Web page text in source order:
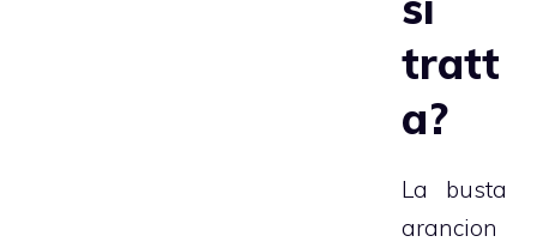
tratt
a?
La busta
arancion